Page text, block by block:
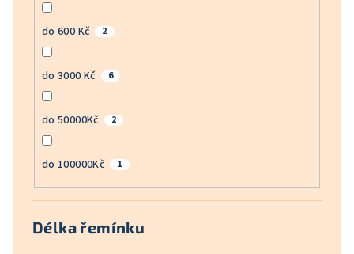
do 600 Kč 2
do 3000 Kč 6
do 50000Kč 2
do 100000Kč 1
Délka řemínku